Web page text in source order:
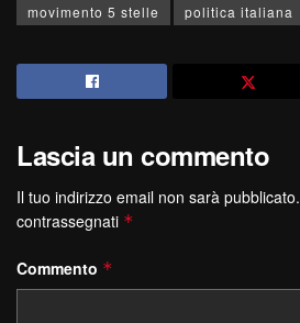
movimento 5 stelle
politica italiana
Lascia un commento
Il tuo indirizzo email non sarà pubblicato.
contrassegnati *
Commento *